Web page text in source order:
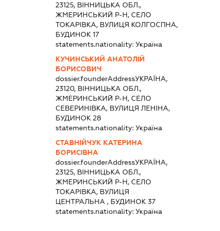
23125, ВІННИЦЬКА ОБЛ.,
ЖМЕРИНСЬКИЙ Р-Н, СЕЛО
ТОКАРІВКА, ВУЛИЦЯ КОЛГОСПНА,
БУДИНОК 17
statements.nationality: Україна
КУЧИНСЬКИЙ АНАТОЛІЙ
БОРИСОВИЧ
dossier.founderAddressУКРАЇНА,
23120, ВІННИЦЬКА ОБЛ.,
ЖМЕРИНСЬКИЙ Р-Н, СЕЛО
СЕВЕРИНІВКА, ВУЛИЦЯ ЛЕНІНА,
БУДИНОК 28
statements.nationality: Україна
СТАВНІЙЧУК КАТЕРИНА
БОРИСІВНА
dossier.founderAddressУКРАЇНА,
23125, ВІННИЦЬКА ОБЛ.,
ЖМЕРИНСЬКИЙ Р-Н, СЕЛО
ТОКАРІВКА, ВУЛИЦЯ
ЦЕНТРАЛЬНА , БУДИНОК 37
statements.nationality: Україна